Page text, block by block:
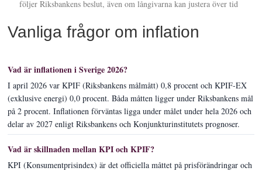
följer Riksbankens beslut, även om långivarna kan justera över tid
Vanliga frågor om inflation
Vad är inflationen i Sverige 2026?
I april 2026 var KPIF (Riksbankens målmått) 0,8 procent och KPIF-EX
(exklusive energi) 0,0 procent. Båda måtten ligger under Riksbankens mål
på 2 procent. Inflationen förväntas ligga under målet under hela 2026 och
delar av 2027 enligt Riksbankens och Konjunkturinstitutets prognoser.
Vad är skillnaden mellan KPI och KPIF?
KPI (Konsumentprisindex) är det officiella måttet på prisförändringar och